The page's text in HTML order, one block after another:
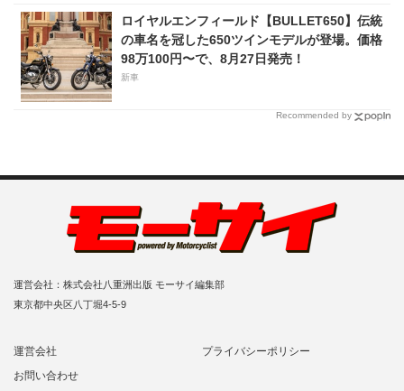
ロイヤルエンフィールド【BULLET650】伝統
の車名を冠した650ツインモデルが登場。価格
98万100円〜で、8月27日発売！
新車
Recommended by
運営会社：株式会社八重洲出版 モーサイ編集部
東京都中央区八丁堀4-5-9
運営会社
プライバシーポリシー
お問い合わせ